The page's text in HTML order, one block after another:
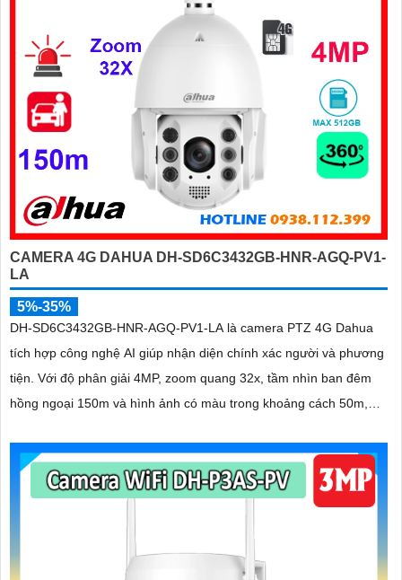
CAMERA 4G DAHUA DH-SD6C3432GB-HNR-AGQ-PV1-
LA
5%-35%
DH-SD6C3432GB-HNR-AGQ-PV1-LA là camera PTZ 4G Dahua
tích hợp công nghệ AI giúp nhận diện chính xác người và phương
tiện. Với độ phân giải 4MP, zoom quang 32x, tầm nhìn ban đêm
hồng ngoại 150m và hình ảnh có màu trong khoảng cách 50m,